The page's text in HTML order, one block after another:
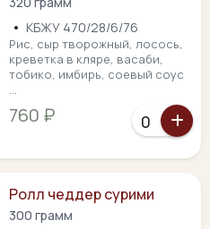
• КБЖУ 470/28/6/76
Рис, сыр творожный, лосось,
креветка в кляре, васаби,
тобико, имбирь, соевый соус
...
760 ₽
Ролл чеддер сурими
300 грамм